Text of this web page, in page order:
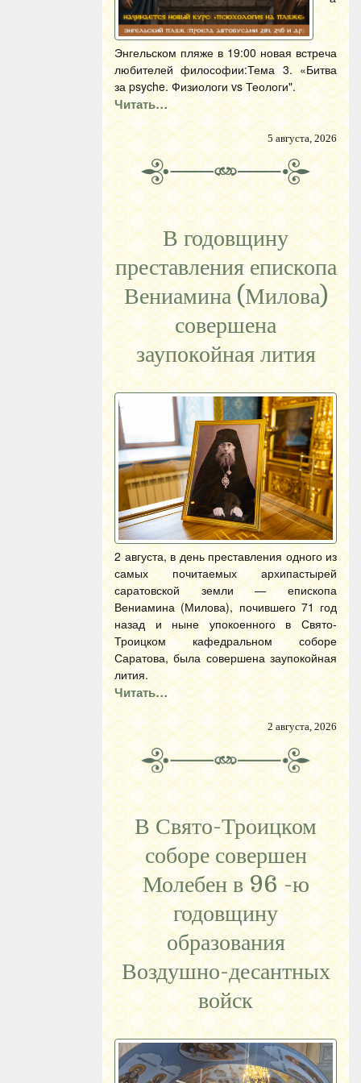
Энгельском пляже в 19:00 новая встреча
любителей философии:Тема 3. «Битва
за psyche. Физиологи vs Теологи".
Читать…
5 августа, 2026
В годовщину
преставления епископа
Вениамина (Милова)
совершена
заупокойная лития
2 августа, в день преставления одного из
самых почитаемых архипастырей
саратовской земли — епископа
Вениамина (Милова), почившего 71 год
назад и ныне упокоенного в Свято-
Троицком кафедральном соборе
Саратова, была совершена заупокойная
лития.
Читать…
2 августа, 2026
В Свято-Троицком
соборе совершен
Молебен в 96 -ю
годовщину
образования
Воздушно-десантных
войск